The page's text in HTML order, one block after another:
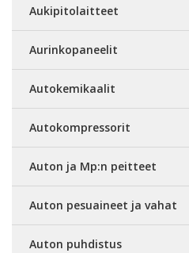
Aukipitolaitteet
Aurinkopaneelit
Autokemikaalit
Autokompressorit
Auton ja Mp:n peitteet
Auton pesuaineet ja vahat
Auton puhdistus